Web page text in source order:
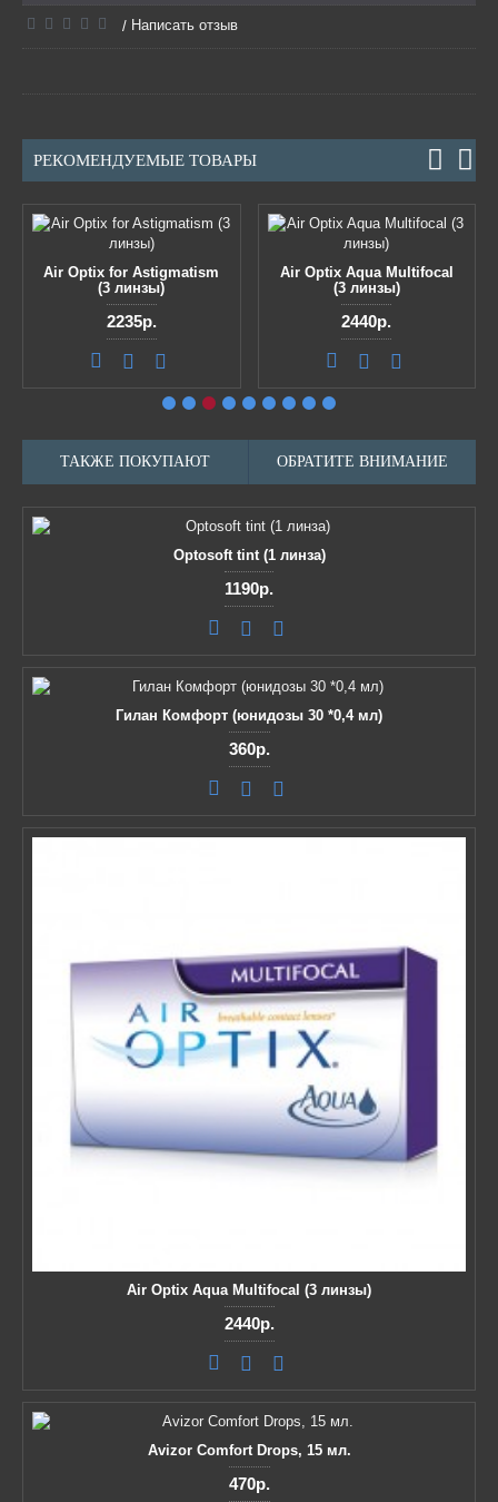
/ Написать отзыв
РЕКОМЕНДУЕМЫЕ ТОВАРЫ
Air Optix for Astigmatism
(3 линзы)
2235р.
Air Optix Aqua Multifocal
(3 линзы)
2440р.
ТАКЖЕ ПОКУПАЮТ ОБРАТИТЕ ВНИМАНИЕ
Optosoft tint (1 линза)
1190р.
Гилан Комфорт (юнидозы 30 *0,4 мл)
360р.
Air Optix Aqua Multifocal (3 линзы)
2440р.
Avizor Comfort Drops, 15 мл.
470р.